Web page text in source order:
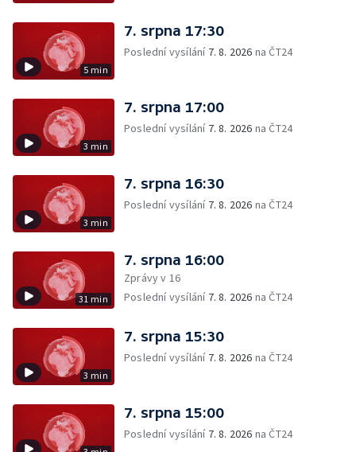
5 min
7. srpna 17:30
Poslední vysílání 7. 8. 2026 na ČT24
3 min
7. srpna 17:00
Poslední vysílání 7. 8. 2026 na ČT24
3 min
7. srpna 16:30
Poslední vysílání 7. 8. 2026 na ČT24
31 min
7. srpna 16:00
Zprávy v 16
Poslední vysílání 7. 8. 2026 na ČT24
3 min
7. srpna 15:30
Poslední vysílání 7. 8. 2026 na ČT24
7. srpna 15:00
Poslední vysílání 7. 8. 2026 na ČT24